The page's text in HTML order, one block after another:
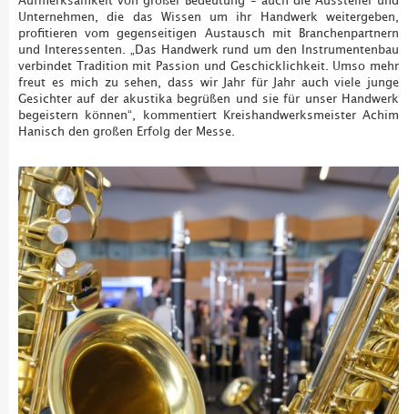
Unternehmen, die das Wissen um ihr Handwerk weitergeben,
profitieren vom gegenseitigen Austausch mit Branchenpartnern
und Interessenten. „Das Handwerk rund um den Instrumentenbau
verbindet Tradition mit Passion und Geschicklichkeit. Umso mehr
freut es mich zu sehen, dass wir Jahr für Jahr auch viele junge
Gesichter auf der akustika begrüßen und sie für unser Handwerk
begeistern können“, kommentiert Kreishandwerksmeister Achim
Hanisch den großen Erfolg der Messe.